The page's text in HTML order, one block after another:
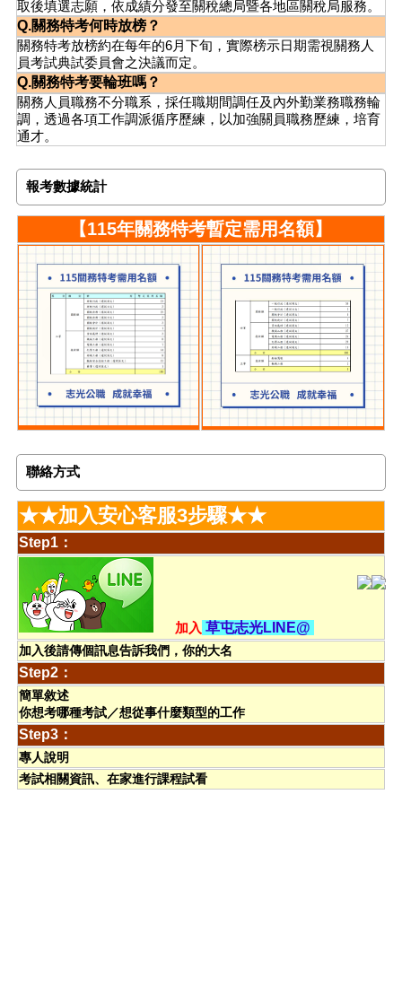
取後填選志願，依成績分發至關稅總局暨各地區關稅局服務。
Q.關務特考何時放榜？
關務特考放榜約在每年的6月下旬，實際榜示日期需視關務人
員考試典試委員會之決議而定。
Q.關務特考要輪班嗎？
關務人員職務不分職系，採任職期間調任及內外勤業務職務輪
調，透過各項工作調派循序歷練，以加強關員職務歷練，培育
通才。
報考數據統計
【115年關務特考暫定需用名額】
聯絡方式
★★加入安心客服3步驟★★
Step1：
加入 草屯志光LINE@
加入後請傳個訊息告訴我們，你的大名
Step2：
簡單敘述
你想考哪種考試／想從事什麼類型的工作
Step3：
專人說明
考試相關資訊、在家進行課程試看